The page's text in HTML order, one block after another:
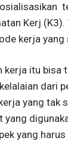
Kerj (K3).
kerja yang
kerja itu bisa
dari
yang tak
yang
yang